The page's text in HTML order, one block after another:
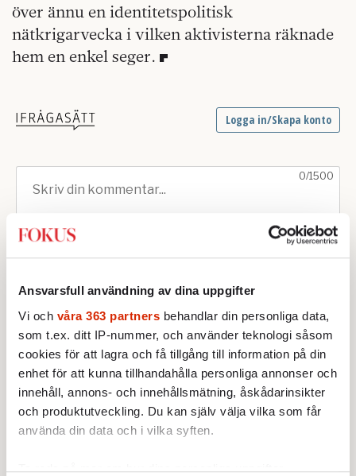
Ansvarsfull användning av dina uppgifter
Vi och våra 363 partners behandlar din personliga data,
som t.ex. ditt IP-nummer, och använder teknologi såsom
cookies för att lagra och få tillgång till information på din
enhet för att kunna tillhandahålla personliga annonser och
innehåll, annons- och innehållsmätning, åskådarinsikter
och produktutveckling. Du kan själv välja vilka som får
använda din data och i vilka syften.
Ta reda på mer om hur dina personliga uppgifter
över ännu en identitetspolitisk
nätkrigarvecka i vilken aktivisterna räknade
hem en enkel seger.